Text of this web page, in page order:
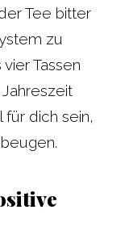
Tee bitter
zu
Tassen
für dich sein,